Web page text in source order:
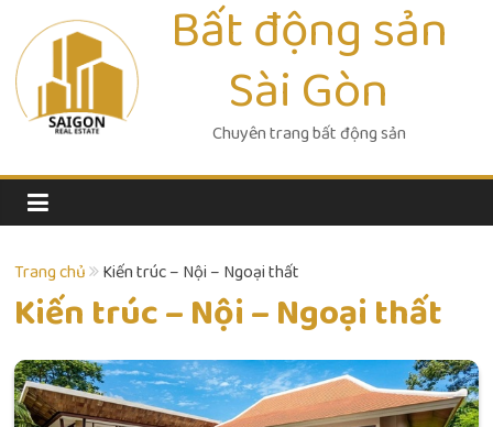
content
Bất động sản
Sài Gòn
Chuyên trang bất động sản
Trang chủ Kiến trúc – Nội – Ngoại thất
Kiến trúc – Nội – Ngoại thất